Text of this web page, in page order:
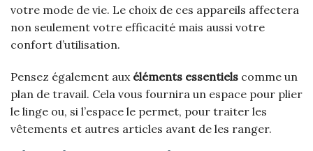
votre mode de vie. Le choix de ces appareils affectera
non seulement votre efficacité mais aussi votre
confort d’utilisation.
Pensez également aux éléments essentiels comme un
plan de travail. Cela vous fournira un espace pour plier
le linge ou, si l’espace le permet, pour traiter les
vêtements et autres articles avant de les ranger.